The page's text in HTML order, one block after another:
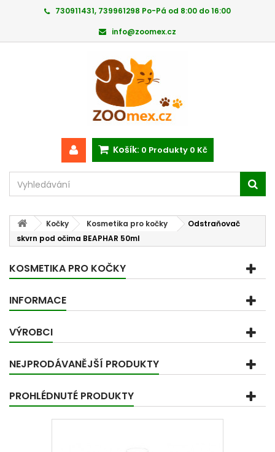
730911431, 739961298 Po-Pá od 8:00 do 16:00
info@zoomex.cz
Košík: 0 Produkty 0 Kč
Kočky Kosmetika pro kočky
Odstraňovač
skvrn pod očima BEAPHAR 50ml
KOSMETIKA PRO KOČKY
INFORMACE
VÝROBCI
NEJPRODÁVANĚJŠÍ PRODUKTY
PROHLÉDNUTÉ PRODUKTY